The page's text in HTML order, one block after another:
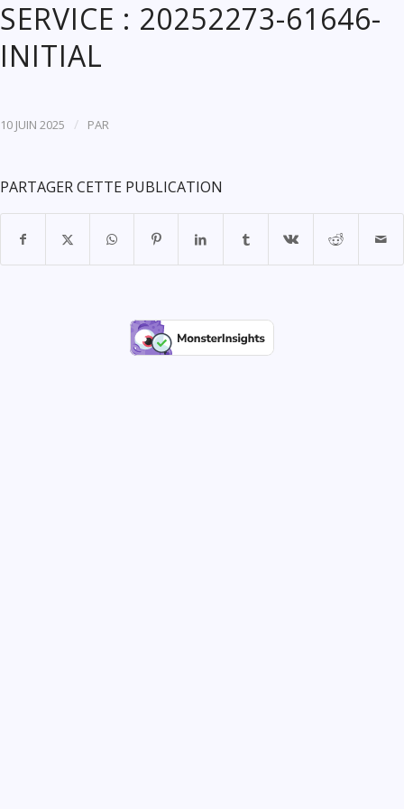
SERVICE : 20252273-61646-
INITIAL
10 JUIN 2025 / PAR
PARTAGER CETTE PUBLICATION